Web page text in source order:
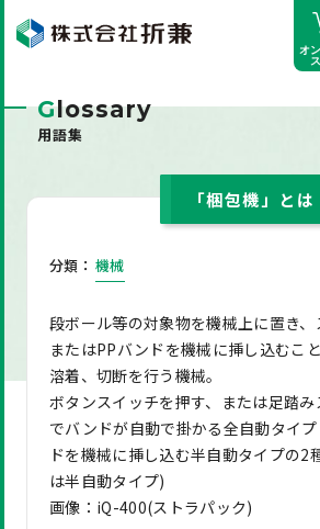
オ
Glossary
用語集
「梱包機」とは
分類： 機械
段ボール等の対象物を機械上に置き、
またはPPバンドを機械に挿し込むこ
溶着、切断を行う機械。
ボタンスイッチを押す、または足踏
でバンドが自動で掛かる全自動タイ
ドを機械に挿し込む半自動タイプの2
は半自動タイプ)
画像：iQ-400(ストラパック)